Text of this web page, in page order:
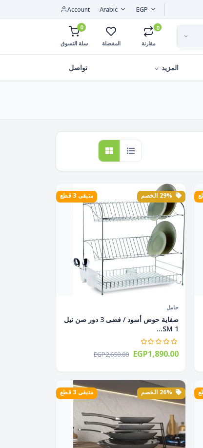
EGP
Arabic
Account
0
مقارنة المفضلة
0
سلة التسوق
المزيد تواصل
متبقى 3 قطع
حامل
صفاية حوض أسود / فضى 3 دور صن تيل
SM 1...
EGP2,650.00 EGP1,890.00
متبقى 3 قطع